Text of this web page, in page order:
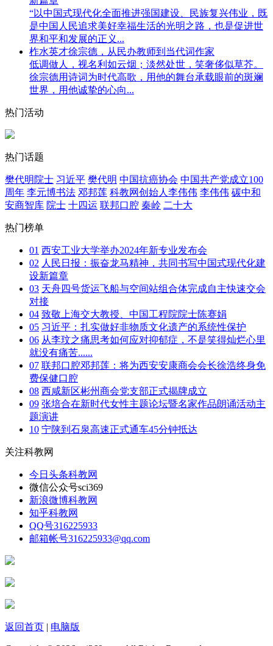
“以中国式现代化全面推进强国建设、民族复兴伟业，既
是中国人民追求美好幸福生活的光明之路，也是促进世
界和平和发展的正义...
柞水英才徐宗德，从民办教师到当代词作家
低调做人，视名利如云烟；淡然处世，笑奢侈似草芥。
徐宗德用诗词为时代高歌，用他的舞台承载眼前的斑斓
世界，用他诚挚的心向...
热门活动
热门话题
樊代明院士 习近平 樊代明 中国抗癌协会 中国共产党成立100
周年 李元博书法 邓邦莲 科教网创始人李伟伟 李伟伟 碳中和
安商智库 院士 十四运 联邦口腔 秦岭 二十大
热门榜单
01 西安工业大学举办2024年新专业发布会
02 人民日报：振奋龙马精神，共同书写中国式现代化建
设新篇章
03 天舟四号货运飞船与空间站组合体完成自主快速交会
对接
04 致敬上海交大教授、中国工程院院士陈赛娟
05 习近平：扎实做好非物质文化遗产的系统性保护
06 从李玟之痛思考如何应对抑郁症，不是笑得灿烂心里
就没有痛苦......
07 联邦口腔邓邦莲：将为西安安康商会会长徐浩终身免
费保健口腔
08 西咸新区彬州商会党支部正式揭牌成立
09 张培合在新时代女性主题论坛暨名家作品朗诵活动主
题演讲
10 宁陕到石泉高速正式通车45分钟抵达
关注科教网
今日头条科教网
微信公众号sci369
新浪微博科教网
知乎科教网
QQ号316225933
邮箱帐号316225933@qq.com
返回首页 | 电脑版